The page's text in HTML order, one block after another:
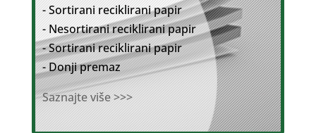
- Sortirani reciklirani papir
- Nesortirani reciklirani papir
- Sortirani reciklirani papir
- Donji premaz
Saznajte više >>>